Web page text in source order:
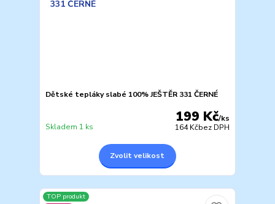
Dětské tepláky slabé 100% JEŠTĚR 331 ČERNÉ
199 Kč/ks
164 Kčbez DPH
Skladem 1 ks
Zvolit velikost
TOP produkt